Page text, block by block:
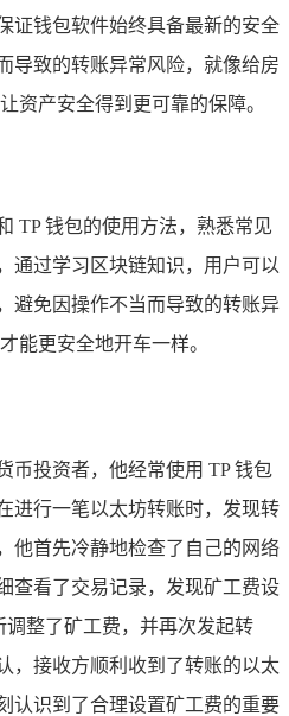
证钱包软件始终具备最新的安全
导致的转账异常风险，就像给房
资产安全得到更可靠的保障。
TP 钱包的使用方法，熟悉常见
通过学习区块链知识，用户可以
避免因操作不当而导致的转账异
能更安全地开车一样。
币投资者，他经常使用 TP 钱包
进行一笔以太坊转账时，发现转
他首先冷静地检查了自己的网络
查看了交易记录，发现矿工费设
调整了矿工费，并再次发起转
，接收方顺利收到了转账的以太
认识到了合理设置矿工费的重要